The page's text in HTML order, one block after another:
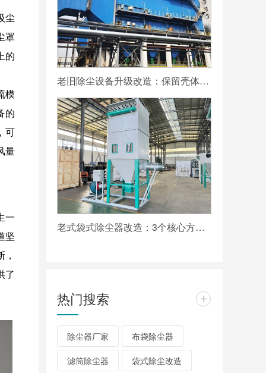
尘
罩
的
模
的
可
量
一
坚
了
老旧除尘设备升级改造：保留壳体更换滤袋与内部结构的可行性分析
老式袋式除尘器改造：3个核心方向实现超低排放达标
热门搜索 +
除尘器厂家 布袋除尘器
滤筒除尘器 袋式除尘改造